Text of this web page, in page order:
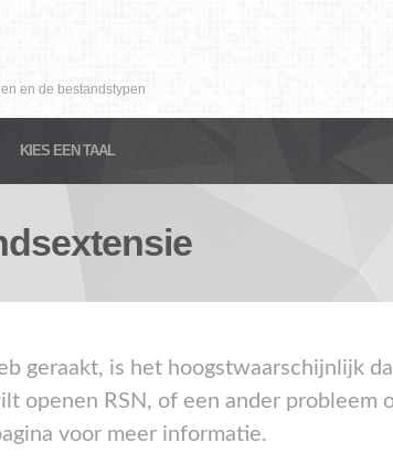
en de bestandstypen
KIES EEN TAAL
geraakt, is het hoogstwaarschijnlijk
openen RSN, of een ander probleem
voor meer informatie.